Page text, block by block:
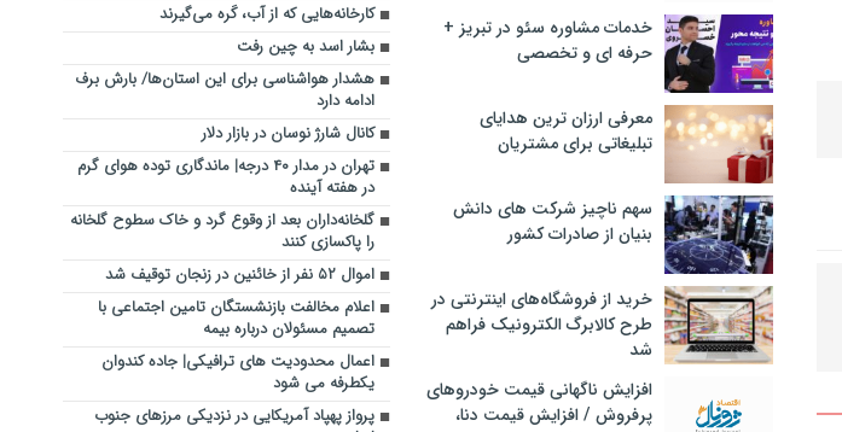
خدمات مشاوره سئو در تبریز +
حرفه ای و تخصصی
معرفی ارزان ترین هدایای
تبلیغاتی برای مشتریان
سهم ناچیز شرکت های دانش
بنیان از صادرات کشور
خرید از فروشگاه‌های اینترنتی در
طرح کالابرگ الکترونیک فراهم
شد
افزایش ناگهانی قیمت خودروهای
پرفروش / افزایش قیمت دنا،
کارخانه‌هایی که از آب، کَره می‌گیرند
بشار اسد به چین رفت
هشدار هواشناسی برای این استان‌ها/ بارش برف
ادامه دارد
کانال شارژ نوسان در بازار دلار
تهران در مدار ۴۰ درجه| ماندگاری توده هوای گرم
در هفته آینده
گلخانه‌داران بعد از وقوع گرد و خاک سطوح گلخانه
را پاکسازی کنند
اموال ۵۲ نفر از خائنین در زنجان توقیف شد
اعلام مخالفت بازنشستگان تامین اجتماعی با
تصمیم مسئولان درباره بیمه
اعمال محدودیت های ترافیکی| جاده کندوان
یکطرفه می شود
پرواز پهپاد آمریکایی در نزدیکی مرز‌های جنوب